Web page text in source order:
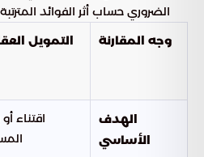
الضروري حساب أثر الفوائد
وجه المقارنة
التمويل
الهدف
الأساسي
اقتناء أو